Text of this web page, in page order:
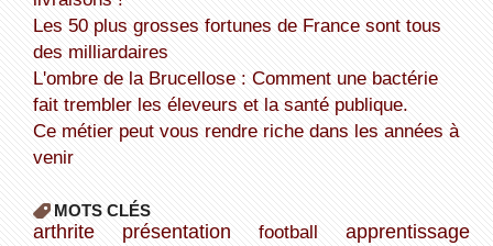
Les 50 plus grosses fortunes de France sont tous
des milliardaires
L'ombre de la Brucellose : Comment une bactérie
fait trembler les éleveurs et la santé publique.
Ce métier peut vous rendre riche dans les années à
venir
MOTS CLÉS
arthrite présentation football
apprentissage